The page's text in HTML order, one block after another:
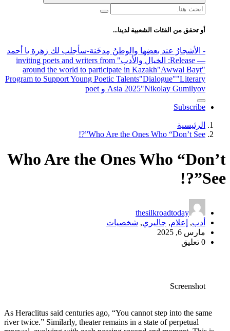
زهرة يا أحمد
" inviting
around
Program to
Who
As Heraclitus
river twice.”